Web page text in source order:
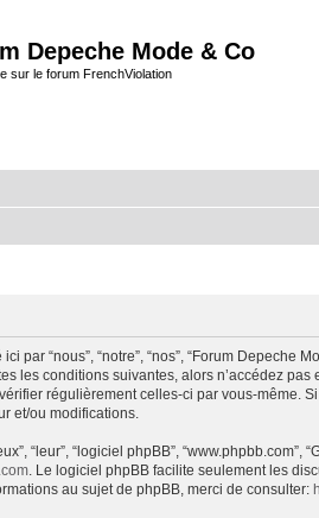
Depeche Mode & Co
sur le forum FrenchViolation
par “nous”, “notre”, “nos”, “Forum
les conditions suivantes, alors n’accédez
régulièrement celles-ci par vous-même.
et/ou modifications.
“leur”, “logiciel phpBB”,
. Le logiciel phpBB facilite seulement les
au sujet de phpBB, merci de consulter: